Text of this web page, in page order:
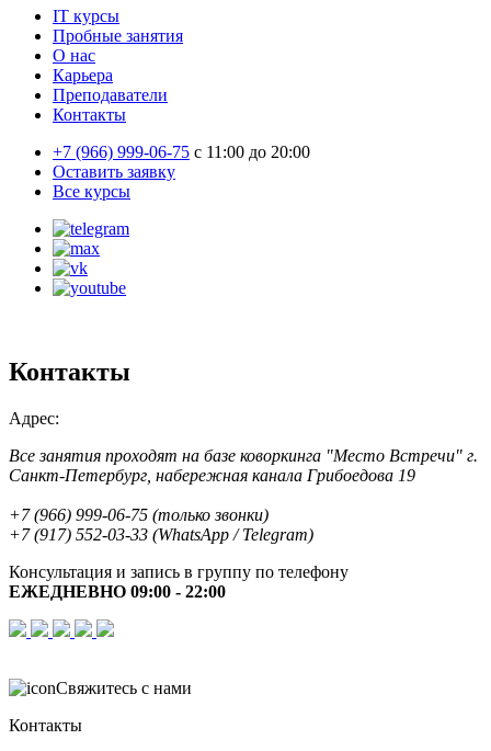
IT курсы
Пробные занятия
О нас
Карьера
Преподаватели
Контакты
+7 (966) 999-06-75 c 11:00 до 20:00
Оставить заявку
Все курсы
Контакты
Адрес:
Все занятия проходят на базе коворкинга "Место Встречи" г.
Санкт-Петербург, набережная канала Грибоедова 19
+7 (966) 999-06-75 (только звонки)
+7 (917) 552-03-33 (WhatsApp / Telegram)
Консультация и запись в группу по телефону
ЕЖЕДНЕВНО 09:00 - 22:00
Свяжитесь с нами
Контакты